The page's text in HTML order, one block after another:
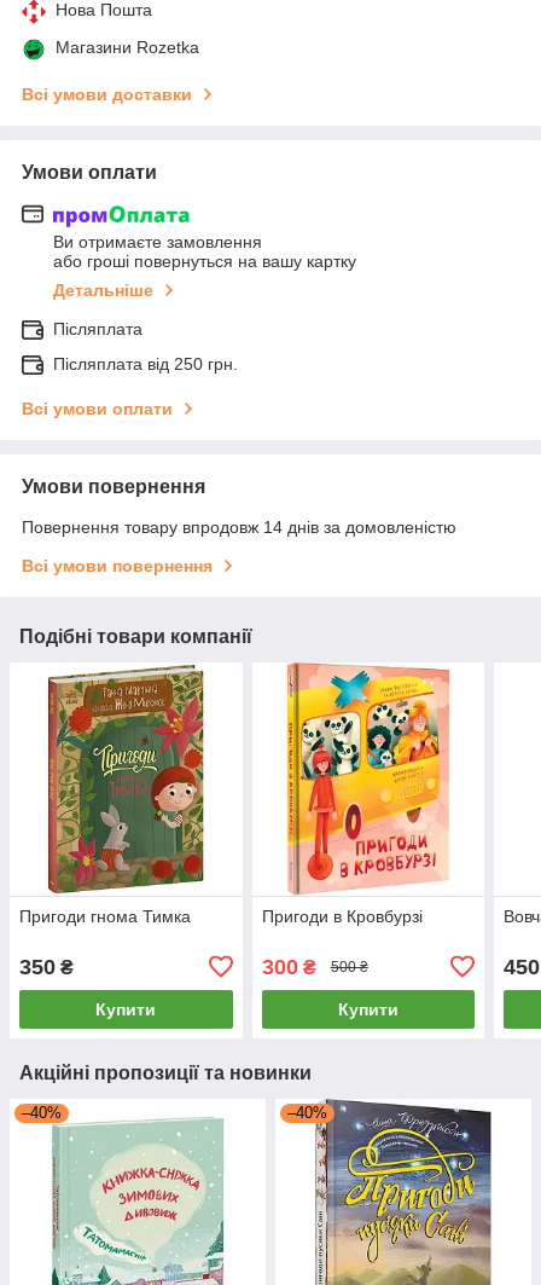
Нова Пошта
Магазини Rozetka
Всі умови доставки
Умови оплати
Ви отримаєте замовлення
або гроші повернуться на вашу картку
Детальніше
Післяплата
Післяплата від 250 грн.
Всі умови оплати
Умови повернення
Повернення товару впродовж 14 днів за домовленістю
Всі умови повернення
Подібні товари компанії
Пригоди гнома Тимка
350 ₴
Купити
Пригоди в Кровбурзі
300₴ 500 ₴
Купити
450
Акційні пропозиції та новинки
–40% –40%